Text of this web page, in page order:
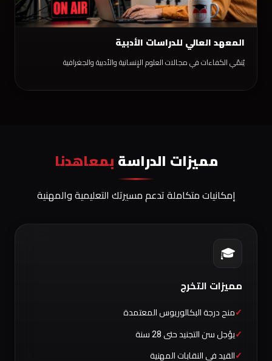
المعهد العالي للدراسات الأدبية
يُنمّي الكفاءات في مجالات العلوم الإنسانية والأدبية والجغرافية
مميزات الدراسة بمعاهدنا
إمكانيات متكاملة تدعم مسيرتك التعليمية والمهنية
🎓
مميزات التخرج
منح درجة البكالوريوس المعتمدة
يؤجل سن التجنيد حتى 28 سنة
القيد في النقابات المهنية